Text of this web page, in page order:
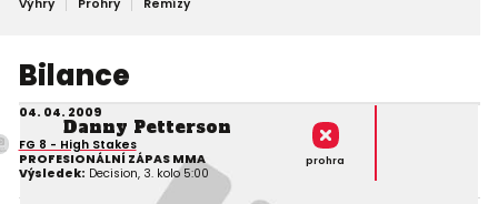
Výhry Prohry Remízy
Bilance
04. 04. 2009
Danny Petterson
FG 8 - High Stakes
PROFESIONÁLNÍ ZÁPAS MMA
Výsledek: Decision, 3. kolo 5:00
prohra